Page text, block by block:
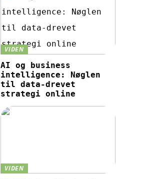
VIDEN
AI og business
intelligence: Nøglen
til data-drevet
strategi online
VIDEN